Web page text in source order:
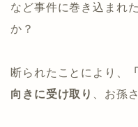
など事件に巻き込まれ
か？
断られたことにより、
向きに受け取り
、お孫